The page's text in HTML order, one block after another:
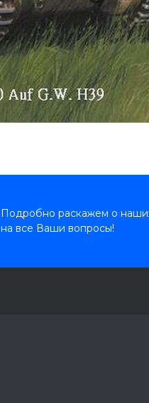
Подробно раскажем о
на все Ваши вопросы!